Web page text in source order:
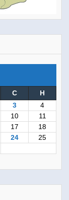
С
Н
3
4
10
11
17
18
24
25